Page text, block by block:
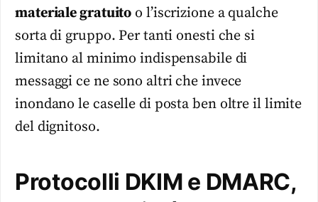
materiale gratuito o l’iscrizione a qualche
sorta di gruppo. Per tanti onesti che si
limitano al minimo indispensabile di
messaggi ce ne sono altri che invece
inondano le caselle di posta ben oltre il limite
del dignitoso.
Protocolli DKIM e DMARC,